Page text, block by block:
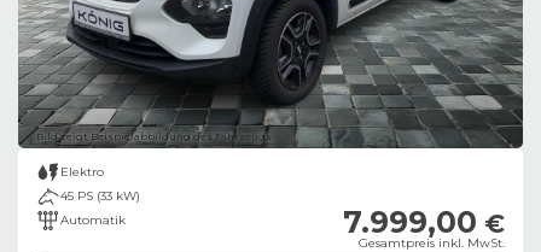
Bild zeigt Beispielabbildung des Fahrzeugs
Elektro
45 PS (33 kW)
Automatik
7.999,00 €
Gesamtpreis inkl. MwSt.